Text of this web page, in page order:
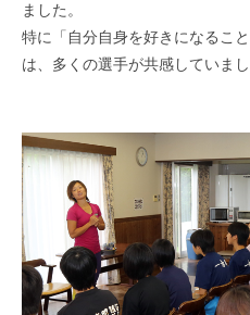
ました。
特に「自分自身を好きになるこ
は、多くの選手が共感していまし